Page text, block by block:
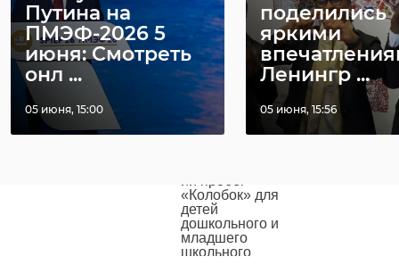
Путина на
ПМЭФ-2026 5
июня: Смотреть
онл ...
05 июня, 15:00
поделились
яркими
Ленингр ...
05 июня, 15:56
детей в Центре
зимних видов
спорта
11:30
Областные
«Колобок» для
детей
дошкольного и
младшего
школьного
06 июня
Фото: https://vk.com/wall-